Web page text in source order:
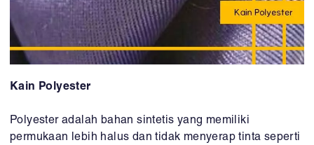
Kain Polyester
Polyester adalah bahan sintetis yang memiliki
permukaan lebih halus dan tidak menyerap tinta seperti